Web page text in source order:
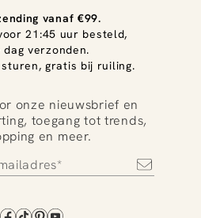
vanaf €99.
21:45 uur besteld,
verzonden.
gratis bij ruiling.
onze nieuwsbrief en
toegang tot trends,
en meer.